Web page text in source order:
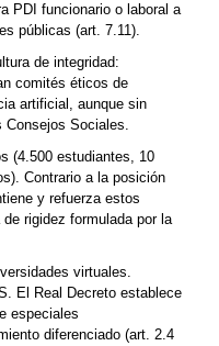
PDI funcionario o laboral a
públicas (art. 7.11).
de integridad:
comités éticos de
artificial, aunque sin
Consejos Sociales.
(4.500 estudiantes, 10
Contrario a la posición
y refuerza estos
rigidez formulada por la
virtuales.
El Real Decreto establece
especiales
diferenciado (art. 2.4